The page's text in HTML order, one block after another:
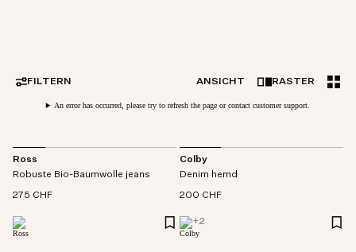
FILTERN ANSICHT RASTER
Ross
Robuste Bio-Baumwolle jeans
275 CHF
Colby
Denim hemd
200 CHF
+2
An error has occurred, please try to refresh the page or contact customer support.